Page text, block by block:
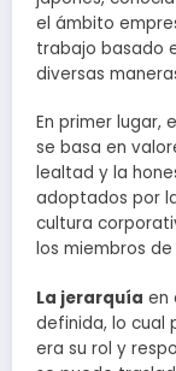
el ámbito
trabajo basado
diversas
En primer lugar,
se basa en
lealtad y la
adoptados por
cultura
los miembros
La jerarquía en
definida, lo cual
era su rol y